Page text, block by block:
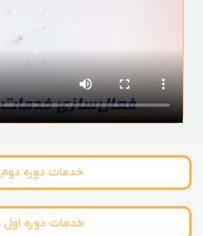
خدمات دوره
خدمات دوره